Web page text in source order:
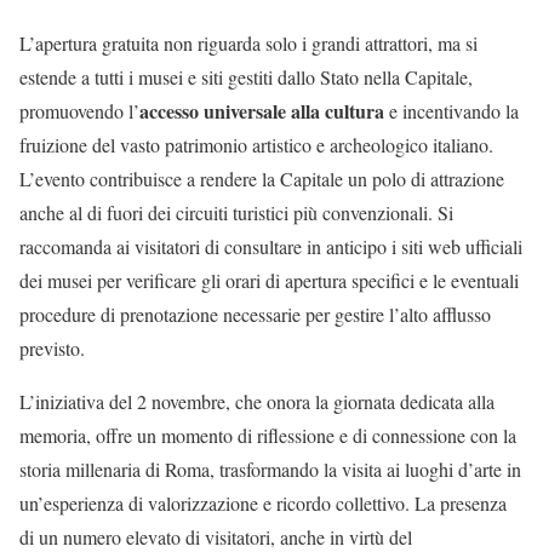
L’apertura gratuita non riguarda solo i grandi attrattori, ma si
estende a tutti i musei e siti gestiti dallo Stato nella Capitale,
promuovendo l’accesso universale alla culturae incentivando la
fruizione del vasto patrimonio artistico e archeologico italiano.
L’evento contribuisce a rendere la Capitale un polo di attrazione
anche al di fuori dei circuiti turistici più convenzionali. Si
raccomanda ai visitatori di consultare in anticipo i siti web ufficiali
dei musei per verificare gli orari di apertura specifici e le eventuali
procedure di prenotazione necessarie per gestire l’alto afflusso
previsto.
L’iniziativa del 2 novembre, che onora la giornata dedicata alla
memoria, offre un momento di riflessione e di connessione con la
storia millenaria di Roma, trasformando la visita ai luoghi d’arte in
un’esperienza di valorizzazione e ricordo collettivo. La presenza
di un numero elevato di visitatori, anche in virtù del